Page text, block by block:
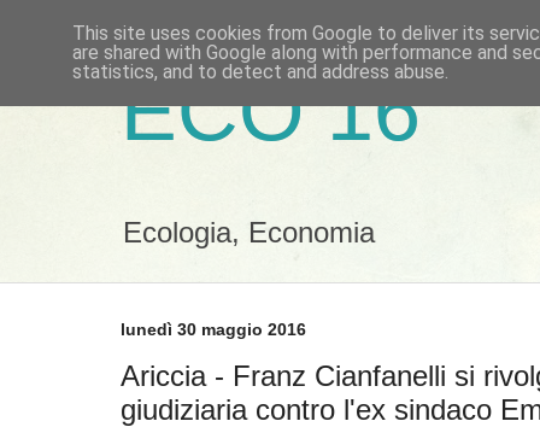
ECO 16
Ecologia, Economia
lunedì 30 maggio 2016
Ariccia - Franz Cianfanelli si
giudiziaria contro l'ex sindaco
This site uses cookies from Google to deliver its
are shared with Google along with performance and
statistics, and to detect and address abuse.